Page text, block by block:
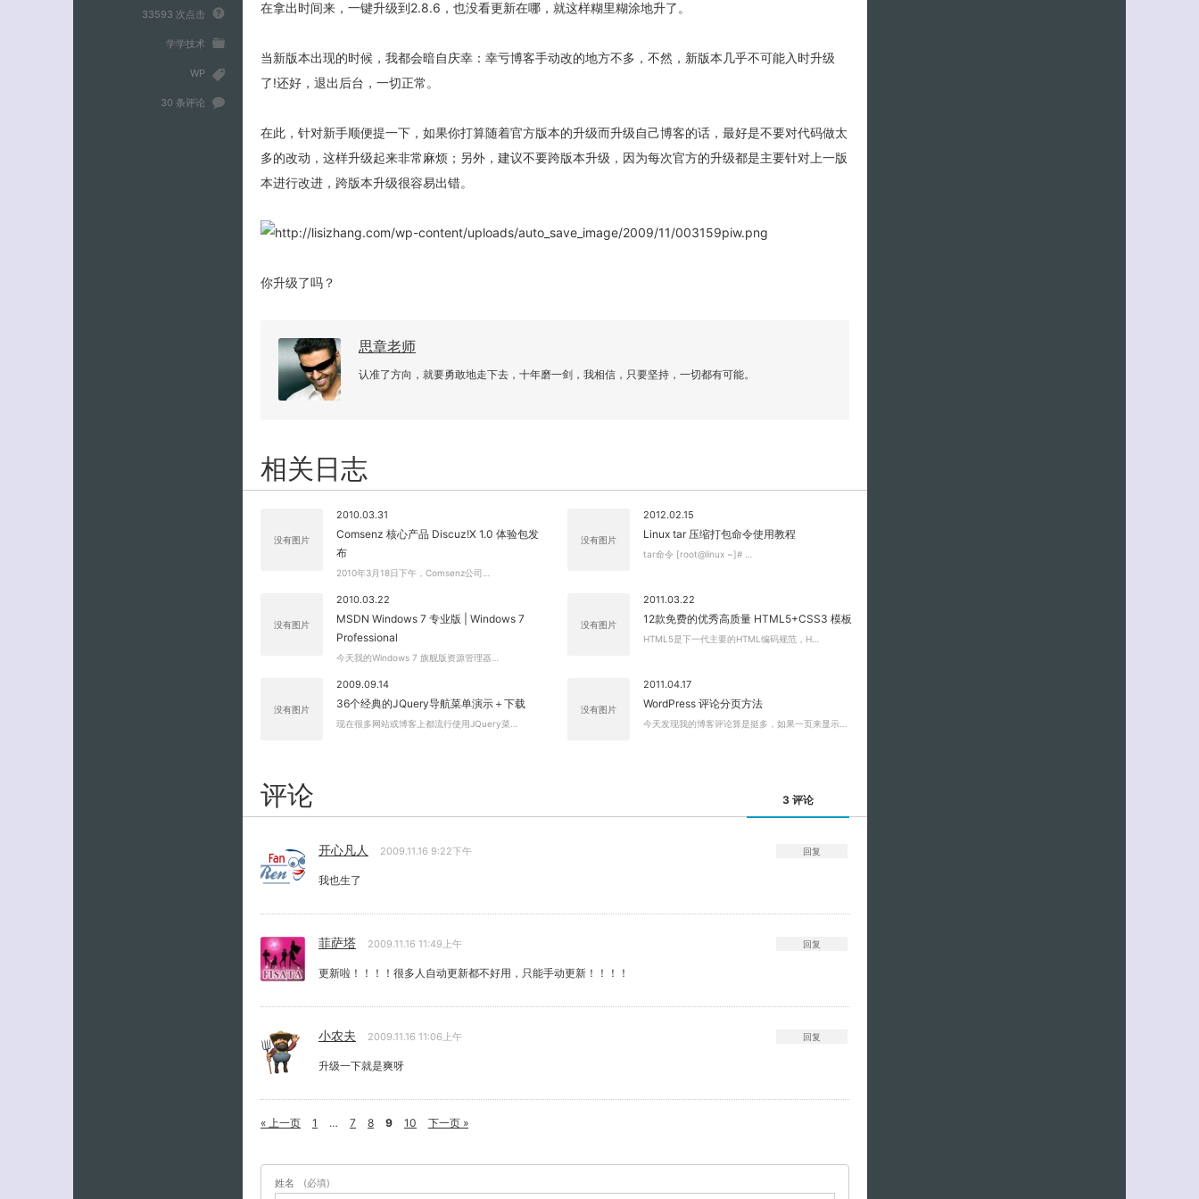
33593 次点击
学学技术
WP
30 条评论
在拿出时间来，一键升级到2.8.6，也没看更新在哪，就这样糊里糊涂地升了。
当新版本出现的时候，我都会暗自庆幸：幸亏博客手动改的地方不多，不然，新版本几乎不可能入时升级
了!还好，退出后台，一切正常。
在此，针对新手顺便提一下，如果你打算随着官方版本的升级而升级自己博客的话，最好是不要对代码做太
多的改动，这样升级起来非常麻烦；另外，建议不要跨版本升级，因为每次官方的升级都是主要针对上一版
本进行改进，跨版本升级很容易出错。
你升级了吗？
思章老师
认准了方向，就要勇敢地走下去，十年磨一剑，我相信，只要坚持，一切都有可能。
相关日志
没有图片
2010.03.31
Comsenz 核心产品 Discuz!X 1.0 体验包发
布
2010年3月18日下午，Comsenz公司…
没有图片
2012.02.15
Linux tar 压缩打包命令使用教程
tar命令 [root@linux ~]# …
没有图片
2010.03.22
MSDN Windows 7 专业版 | Windows 7
Professional
今天我的Windows 7 旗舰版资源管理器…
没有图片
2011.03.22
12款免费的优秀高质量 HTML5+CSS3 模板
HTML5是下一代主要的HTML编码规范，H…
没有图片
2009.09.14
36个经典的JQuery导航菜单演示＋下载
现在很多网站或博客上都流行使用JQuery菜…
没有图片
2011.04.17
WordPress 评论分页方法
今天发现我的博客评论算是挺多，如果一页来显示…
评论 3 评论
开心凡人 2009.11.16 9:22下午
我也生了
回复
菲萨塔 2009.11.16 11:49上午
更新啦！！！！很多人自动更新都不好用，只能手动更新！！！！
回复
小农夫 2009.11.16 11:06上午
升级一下就是爽呀
回复
« 上一页 1 … 7 8 9 10 下一页 »
姓名 (必填)